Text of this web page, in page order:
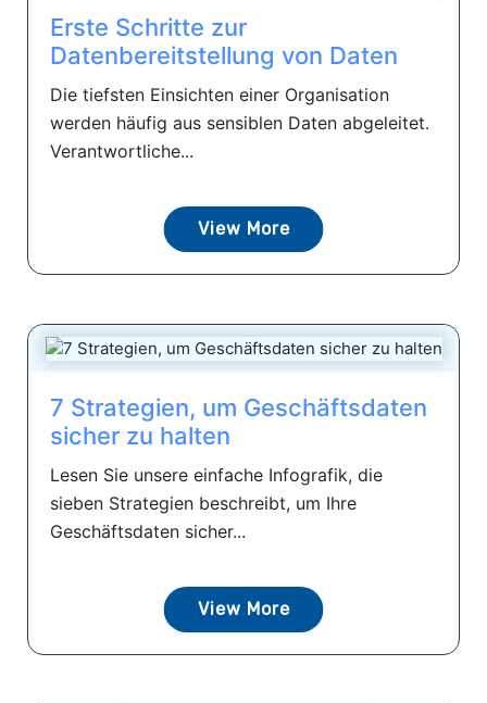
Erste Schritte zur
Datenbereitstellung von Daten
Die tiefsten Einsichten einer Organisation
werden häufig aus sensiblen Daten abgeleitet.
Verantwortliche...
View More
7 Strategien, um Geschäftsdaten
sicher zu halten
Lesen Sie unsere einfache Infografik, die
sieben Strategien beschreibt, um Ihre
Geschäftsdaten sicher...
View More